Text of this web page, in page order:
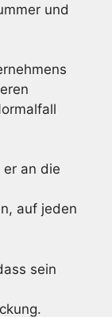
und
an die
auf jeden
sein